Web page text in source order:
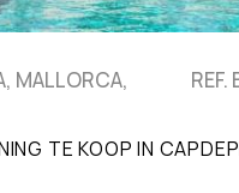
MALLORCA,
TE KOOP IN